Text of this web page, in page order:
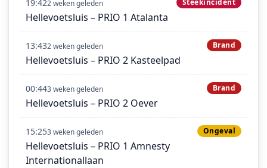
19:422 weken geleden Steekincident
Hellevoetsluis – PRIO 1 Atalanta
13:432 weken geleden Brand
Hellevoetsluis – PRIO 2 Kasteelpad
00:443 weken geleden Brand
Hellevoetsluis – PRIO 2 Oever
15:253 weken geleden Ongeval
Hellevoetsluis – PRIO 1 Amnesty
Internationallaan